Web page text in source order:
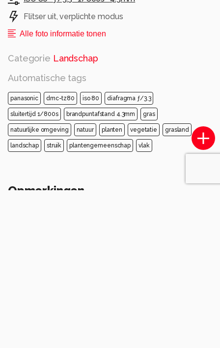
Flitser uit, verplichte modus
Alle foto informatie tonen
Categorie Landschap
Automatische tags
panasonic dmc-tz80 iso 80 diafragma ƒ/3.3
sluitertijd 1/800s brandpuntafstand 4.3mm gras
natuurlijke omgeving natuur planten vegetatie grasland
landschap struik plantengemeenschap vlak
Opmerkingen